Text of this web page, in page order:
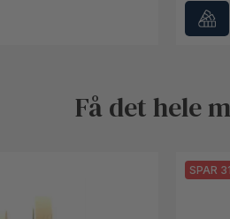
Få det hele
SPAR